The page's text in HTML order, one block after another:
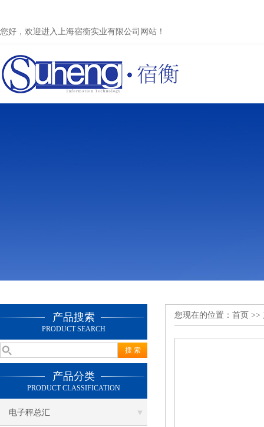
您好，欢迎进入上海宿衡实业有限公司网站！
产品搜索
PRODUCT SEARCH
产品分类
PRODUCT CLASSIFICATION
电子秤总汇
您现在的位置： 首页 >>